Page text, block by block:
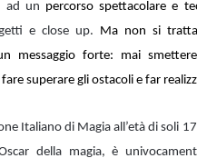
ad un percorso spettacolare e
e close up.
Ma non si
messaggio forte: mai
superare gli ostacoli e far
Italiano di Magia all’età di soli
della magia, è